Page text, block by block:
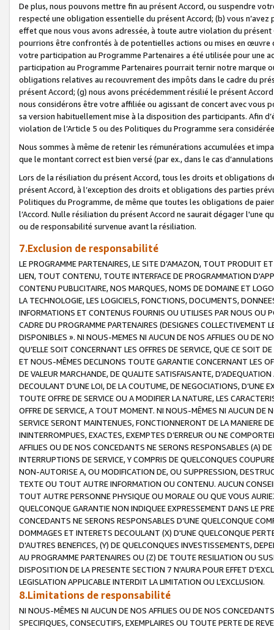
De plus, nous pouvons mettre fin au présent Accord, ou suspendre
respecté une obligation essentielle du présent Accord; (b) vous
effet que nous vous avons adressée, à toute autre violation du
pourrions être confrontés à de potentielles actions ou mises en
votre participation au Programme Partenaires a été utilisée pour une
participation au Programme Partenaires pourrait ternir notre marque
obligations relatives au recouvrement des impôts dans le cadre du
présent Accord; (g) nous avons précédemment résilié le présent
nous considérons être votre affiliée ou agissant de concert avec vous
sa version habituellement mise à la disposition des participants. Afin
violation de l’Article 5 ou des Politiques du Programme sera
Nous sommes à même de retenir les rémunérations accumulées et
que le montant correct est bien versé (par ex., dans le cas
Lors de la résiliation du présent Accord, tous les droits et obligations
présent Accord, à l’exception des droits et obligations des parties
Politiques du Programme, de même que toutes les obligations de
l’Accord. Nulle résiliation du présent Accord ne saurait dégager l'une
ou de responsabilité survenue avant la résiliation.
7.Exclusion de responsabilité
LE PROGRAMME PARTENAIRES, LE SITE D’AMAZON, TOUT PRODUIT
LIEN, TOUT CONTENU, TOUTE INTERFACE DE PROGRAMMATION
CONTENU PUBLICITAIRE, NOS MARQUES, NOMS DE DOMAINE ET
LA TECHNOLOGIE, LES LOGICIELS, FONCTIONS, DOCUMENTS,
INFORMATIONS ET CONTENUS FOURNIS OU UTILISES PAR NOUS OU
CADRE DU PROGRAMME PARTENAIRES (DESIGNES COLLECTIVEMENT
DISPONIBLES ». NI NOUS-MEMES NI AUCUN DE NOS AFFILIES OU DE
QU’ELLE SOIT CONCERNANT LES OFFRES DE SERVICE, QUE CE SOIT
ET NOUS-MÊMES DECLINONS TOUTE GARANTIE CONCERNANT LES
DE VALEUR MARCHANDE, DE QUALITE SATISFAISANTE,
DECOULANT D’UNE LOI, DE LA COUTUME, DE NEGOCIATIONS, D’UNE
TOUTE OFFRE DE SERVICE OU A MODIFIER LA NATURE, LES
OFFRE DE SERVICE, A TOUT MOMENT. NI NOUS-MÊMES NI AUCUN DE
SERVICE SERONT MAINTENUES, FONCTIONNERONT DE LA MANIERE
ININTERROMPUES, EXACTES, EXEMPTES D’ERREUR OU NE
AFFILIES OU DE NOS CONCEDANTS NE SERONS RESPONSABLES (A)
INTERRUPTIONS DE SERVICE, Y COMPRIS DE QUELCONQUES
NON-AUTORISE A, OU MODIFICATION DE, OU SUPPRESSION,
TEXTE OU TOUT AUTRE INFORMATION OU CONTENU. AUCUN
TOUT AUTRE PERSONNE PHYSIQUE OU MORALE OU QUE VOUS
QUELCONQUE GARANTIE NON INDIQUEE EXPRESSEMENT DANS LE
CONCEDANTS NE SERONS RESPONSABLES D’UNE QUELCONQUE
DOMMAGES ET INTERETS DECOULANT (X) D'UNE QUELCONQUE
D'AUTRES BENEFICES, (Y) DE QUELCONQUES INVESTISSEMENTS,
AU PROGRAMME PARTENAIRES OU (Z) DE TOUTE RESILIATION OU
DISPOSITION DE LA PRESENTE SECTION 7 N'AURA POUR EFFET
LEGISLATION APPLICABLE INTERDIT LA LIMITATION OU L’EXCLUSION.
8.Limitations de responsabilité
NI NOUS-MÊMES NI AUCUN DE NOS AFFILIES OU DE NOS
SPECIFIQUES, CONSECUTIFS, EXEMPLAIRES OU TOUTE PERTE DE